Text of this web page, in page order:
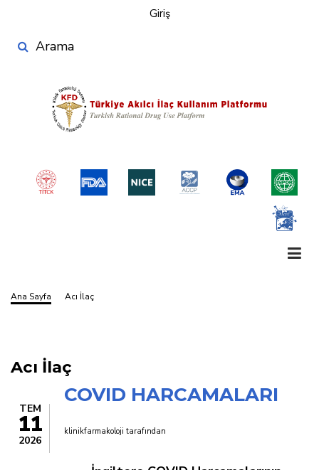
atlamenu
Giriş
Search
Sayfa
yolu
Ana Sayfa Acı İlaç
Acı İlaç
TEM
11
2026
COVID HARCAMALARI
klinikfarmakoloji tarafından